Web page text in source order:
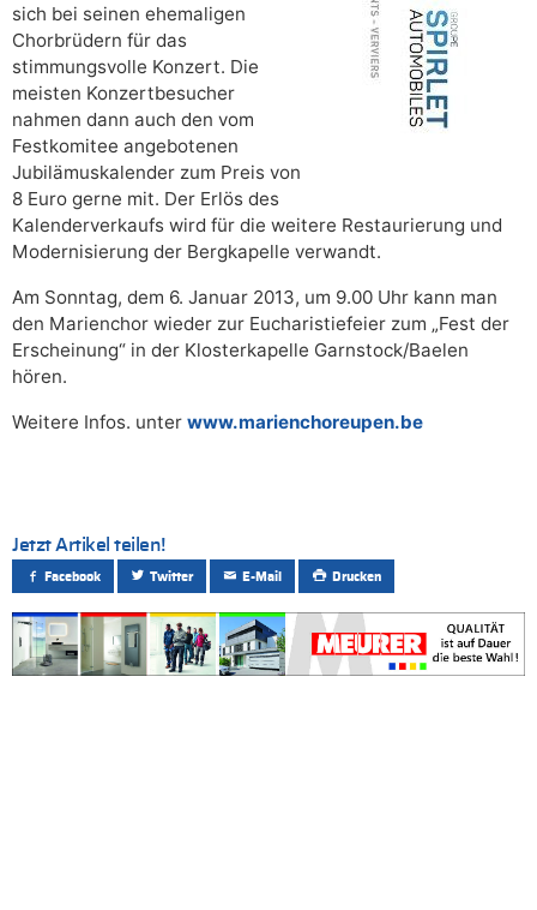
sich bei seinen ehemaligen
Chorbrüdern für das
stimmungsvolle Konzert. Die
meisten Konzertbesucher
nahmen dann auch den vom
Festkomitee angebotenen
Jubilämuskalender zum Preis von
8 Euro gerne mit. Der Erlös des
Kalenderverkaufs wird für die weitere Restaurierung und
Modernisierung der Bergkapelle verwandt.
Am Sonntag, dem 6. Januar 2013, um 9.00 Uhr kann man
den Marienchor wieder zur Eucharistiefeier zum „Fest der
Erscheinung“ in der Klosterkapelle Garnstock/Baelen
hören.
Weitere Infos. unter www.marienchoreupen.be
Jetzt Artikel teilen!
Facebook Twitter E-Mail Drucken